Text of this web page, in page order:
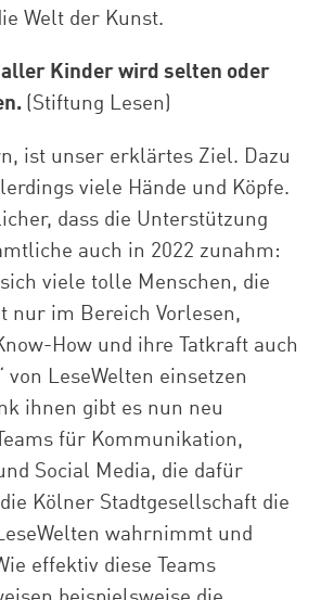
Welt der Kunst.
aller Kinder wird selten oder
(Stiftung Lesen)
ist unser erklärtes Ziel. Dazu
viele Hände und Köpfe.
dass die Unterstützung
auch in 2022 zunahm:
viele tolle Menschen, die
nur im Bereich Vorlesen,
How und ihre Tatkraft auch
von LeseWelten einsetzen
ihnen gibt es nun neu
für Kommunikation,
Social Media, die dafür
Kölner Stadtgesellschaft die
wahrnimmt und
effektiv diese Teams